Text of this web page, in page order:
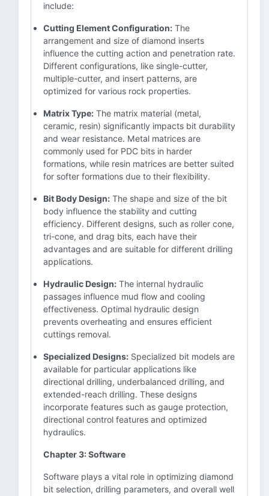
include:
Cutting Element Configuration: The
arrangement and size of diamond inserts
influence the cutting action and penetration rate.
Different configurations, like single-cutter,
multiple-cutter, and insert patterns, are
optimized for various rock properties.
Matrix Type: The matrix material (metal,
ceramic, resin) significantly impacts bit durability
and wear resistance. Metal matrices are
commonly used for PDC bits in harder
formations, while resin matrices are better suited
for softer formations due to their flexibility.
Bit Body Design: The shape and size of the bit
body influence the stability and cutting
efficiency. Different designs, such as roller cone,
tri-cone, and drag bits, each have their
advantages and are suitable for different drilling
applications.
Hydraulic Design: The internal hydraulic
passages influence mud flow and cooling
effectiveness. Optimal hydraulic design
prevents overheating and ensures efficient
cuttings removal.
Specialized Designs: Specialized bit models are
available for particular applications like
directional drilling, underbalanced drilling, and
extended-reach drilling. These designs
incorporate features such as gauge protection,
directional control features and optimized
hydraulics.
Chapter 3: Software
Software plays a vital role in optimizing diamond
bit selection, drilling parameters, and overall well